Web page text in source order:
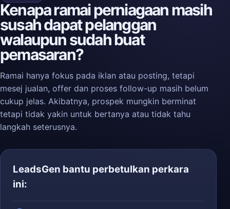
Kenapa ramai perniagaan masih
susah dapat pelanggan
walaupun sudah buat
pemasaran?
Ramai hanya fokus pada iklan atau posting, tetapi
mesej jualan, offer dan proses follow-up masih belum
cukup jelas. Akibatnya, prospek mungkin berminat
tetapi tidak yakin untuk bertanya atau tidak tahu
langkah seterusnya.
LeadsGen bantu perbetulkan perkara
ini: